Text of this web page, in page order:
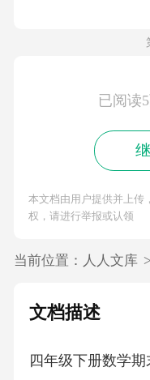
已阅读
本文档由用户提供并上传
权，请进行举报或认领
当前位置： 人人文库 >
文档描述
四年级下册数学